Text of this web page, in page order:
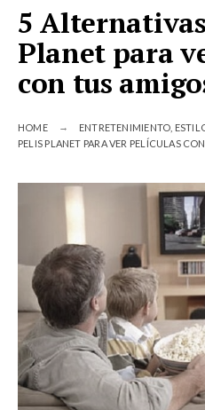
5
Planet para
con tus
HOME ENTRETENIMIENTO
PELIS PLANET PARA VER PELÍCULAS